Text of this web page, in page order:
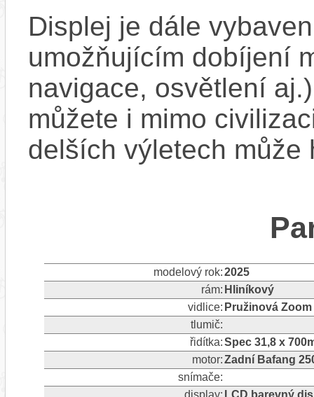
Displej je dále
umožňujícím dobíjení
navigace, osvětlení
můžete i mimo
delších výletech může
modelový rok:2025
rám: Hliníkový
vidlice: Pružinová
tlumič:
řidítka:Spec 31,8 x
motor:Zadní Bafang
snímače:
display: LCD barevný